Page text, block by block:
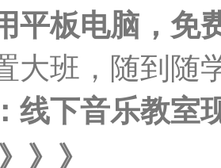
平板电脑，免
大班，随到随
线下音乐教室
》》